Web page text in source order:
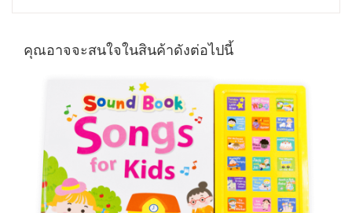
คุณอาจจะสนใจในสินค้าดังต่อไปนี้